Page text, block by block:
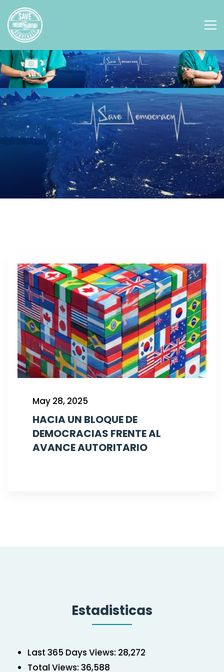
May 28, 2025
HACIA UN BLOQUE DE
DEMOCRACIAS FRENTE AL
AVANCE AUTORITARIO
Estadisticas
Last 365 Days Views: 28,272
Total Views: 36,588